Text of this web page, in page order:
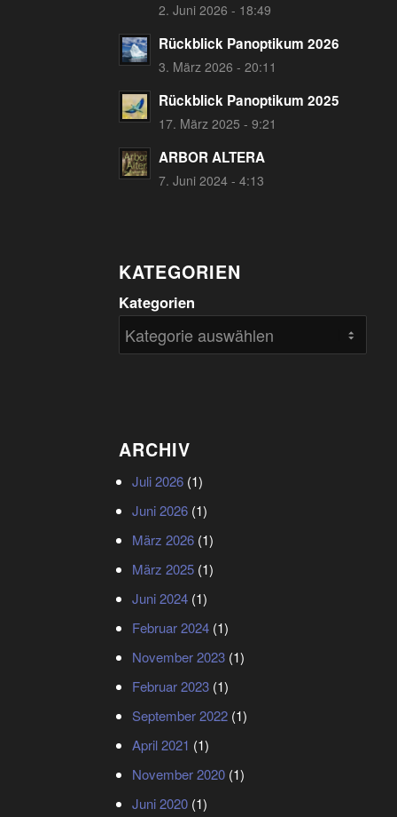
2. Juni 2026 - 18:49
Rückblick Panoptikum 2026
3. März 2026 - 20:11
Rückblick Panoptikum 2025
17. März 2025 - 9:21
ARBOR ALTERA
7. Juni 2024 - 4:13
KATEGORIEN
Kategorien
ARCHIV
Juli 2026(1)
Juni 2026(1)
März 2026(1)
März 2025(1)
Juni 2024(1)
Februar 2024(1)
November 2023(1)
Februar 2023(1)
September 2022(1)
April 2021 (1)
November 2020(1)
Juni 2020(1)